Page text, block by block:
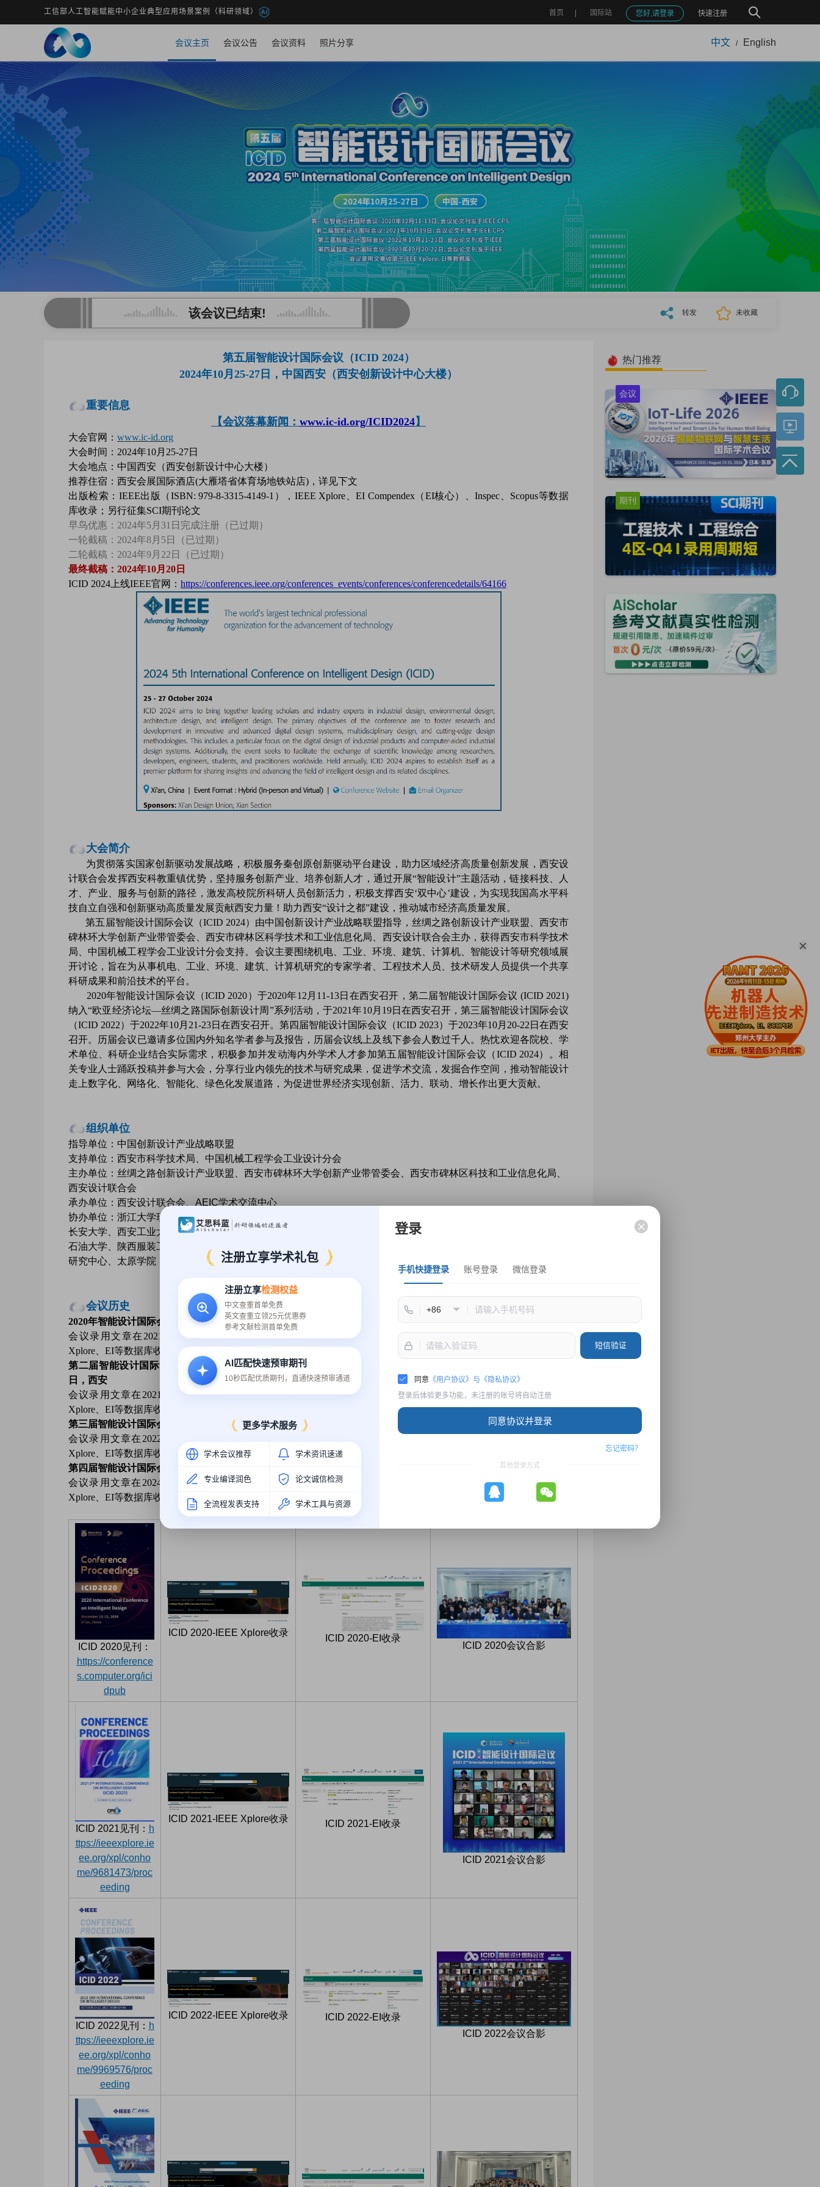
注册立享学术礼包
注册立享检测权益
中文查重首单免费
英文查重立领25元优惠券
参考文献检测首单免费
AI匹配快速预审期刊
10秒匹配优质期刊，直通快速预审通道
更多学术服务
学术会议推荐 学术资讯速递
专业编译润色 论文诚信检测
全流程发表支持 学术工具与资源
登录
手机快捷登录 账号登录 微信登录
短信验证
同意 《用户协议》与《隐私协议》
登录后体验更多功能，未注册的账号将自动注册
同意协议并登录
忘记密码？
其他登录方式
工信部人工智能赋能中小企业典型应用场景案例（科研领域） 首页 国际站 您好,请登录 快速注册
会议主页 会议公告 会议资料 照片分享 中文 / English
该会议已结束! 转发 未收藏
第五届智能设计国际会议（ICID 2024）
2024年10月25-27日，中国西安（西安创新设计中心大楼）
重要信息
【会议落幕新闻： www.ic-id.org/ICID2024】
大会官网： www.ic-id.org
大会时间：2024年10月25-27日
大会地点：中国西安（西安创新设计中心大楼）
推荐住宿：西安会展国际酒店(大雁塔省体育场地铁站店)，详见下文
出版检索：IEEE出版（ISBN: 979-8-3315-4149-1），IEEE Xplore、EI Compendex（EI核心）、Inspec、Scopus等数据
库收录；另行征集SCI期刊论文
早鸟优惠：2024年5月31日完成注册（已过期）
一轮截稿：2024年8月5日（已过期）
二轮截稿：2024年9月22日（已过期）
最终截稿：2024年10月20日
ICID 2024上线IEEE官网： https://conferences.ieee.org/conferences_events/conferences/conferencedetails/64166
大会简介
为贯彻落实国家创新驱动发展战略，积极服务秦创原创新驱动平台建设，助力区域经济高质量创新发展，西安设
计联合会发挥西安科教重镇优势，坚持服务创新产业、培养创新人才，通过开展“智能设计”主题活动，链接科技、人
才、产业、服务与创新的路径，激发高校院所科研人员创新活力，积极支撑西安‘双中心’建设，为实现我国高水平科
技自立自强和创新驱动高质量发展贡献西安力量！助力西安“设计之都”建设，推动城市经济高质量发展。
第五届智能设计国际会议（ICID 2024）由中国创新设计产业战略联盟指导，丝绸之路创新设计产业联盟、西安市
碑林环大学创新产业带管委会、西安市碑林区科学技术和工业信息化局、西安设计联合会主办，获得西安市科学技术
局、中国机械工程学会工业设计分会支持。会议主要围绕机电、工业、环境、建筑、计算机、智能设计等研究领域展
开讨论，旨在为从事机电、工业、环境、建筑、计算机研究的专家学者、工程技术人员、技术研发人员提供一个共享
科研成果和前沿技术的平台。
2020年智能设计国际会议（ICID 2020）于2020年12月11-13日在西安召开，第二届智能设计国际会议 (ICID 2021)
纳入“欧亚经济论坛—丝绸之路国际创新设计周”系列活动，于2021年10月19日在西安召开，第三届智能设计国际会议
（ICID 2022）于2022年10月21-23日在西安召开。第四届智能设计国际会议（ICID 2023）于2023年10月20-22日在西安
召开。历届会议已邀请多位国内外知名学者参与及报告，历届会议线上及线下参会人数过千人。热忱欢迎各院校、学
术单位、科研企业结合实际需求，积极参加并发动海内外学术人才参加第五届智能设计国际会议（ICID 2024）。相
关专业人士踊跃投稿并参与大会，分享行业内领先的技术与研究成果，促进学术交流，发掘合作空间，推动智能设计
走上数字化、网络化、智能化、绿色化发展道路，为促进世界经济实现创新、活力、联动、增长作出更大贡献。
组织单位
指导单位：中国创新设计产业战略联盟
支持单位：西安市科学技术局、中国机械工程学会工业设计分会
主办单位：丝绸之路创新设计产业联盟、西安市碑林环大学创新产业带管委会、西安市碑林区科技和工业信息化局、
西安设计联合会
承办单位：西安设计联合会、AEIC学术交流中心
协办单位：浙江大学现代工业设计研究所、西安交通大学、西北工业大学、西北农林科技大学、西安电子科技大学、
长安大学、西安工业大学、西安理工大学、西安建筑科技大学、陕西科技大学、西安科技大学、西安工程大学、西安
石油大学、陕西服装工程学院、兰州理工大学、深圳技术大学、陕西省工业设计研究院有限公司、陕西求索发展改革
研究中心、太原学院
会议历史
2020年智能设计国际会议（ICID 2020）：2020年12月11-13日，西安
会议录用文章在2021年2月见刊（https://ieeexplore.ieee.org/xpl/conhome/9406568/proceeding
Xplore、EI等数据库收录
第二届智能设计国际会议（ICID 2021）——“欧亚经济论坛—丝绸之路国际创新设计周”系列活动：2021年10月19
日，西安
会议录用文章在2021年12月见刊（https://ieeexplore.ieee.org/xpl/conhome/9681473/proceeding），2022年4月完成IEEE
Xplore、EI等数据库收录
第三届智能设计国际会议（ICID 2022）：2022年10月21-23日，西安
会议录用文章在2022年12月见刊（
Xplore、EI等数据库收录
第四届智能设计国际会议（ICID 2023）：2023年10月20-22日，西安
会议录用文章在 2024年1月见刊（https://ieeexplore.ieee.org/xpl/conhome/10395913/proceeding
），2024年2月完成IEEE
Xplore、EI等数据库收录
ICID 2020见刊：
https://conference
s.computer.org/ici
dpub
ICID 2020-IEEE Xplore收录
ICID 2020-EI收录
ICID 2020会议合影
ICID 2021见刊： h
ttps://ieeexplore.ie
ee.org/xpl/conho
me/9681473/proc
eeding
ICID 2021-IEEE Xplore收录 ICID 2021-EI收录
ICID 2021会议合影
ICID 2022见刊： h
ttps://ieeexplore.ie
ee.org/xpl/conho
me/9969576/proc
eeding
ICID 2022-IEEE Xplore收录
ICID 2022-EI收录
ICID 2022会议合影
热门推荐
会议
期刊